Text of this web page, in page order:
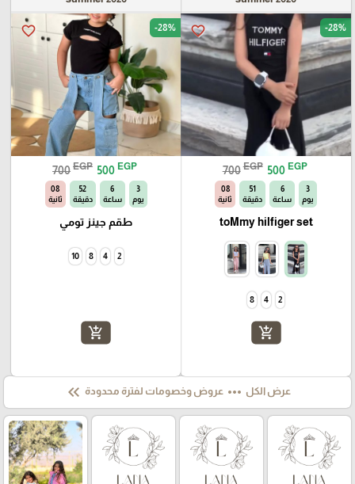
favorite_border -28%
700 EGP 500 EGP
3
يوم
6
ساعة
51
دقيقة
07
ثانية
toMmy hilfiger set
2
4
8
add_shopping_cart
favorite_border -28%
700 EGP 500 EGP
3
يوم
6
ساعة
52
دقيقة
07
ثانية
طقم جينز تومي
2
4
8
10
add_shopping_cart
عرض الكل more_horiz عروض وخصومات لفترة محدودة keyboard_double_arrow_left